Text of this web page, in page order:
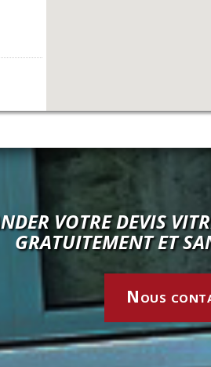
VOTRE DEVIS
GRATUITEMENT ET
Nous